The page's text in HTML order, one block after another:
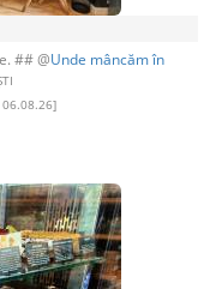
## @Unde mâncăm în